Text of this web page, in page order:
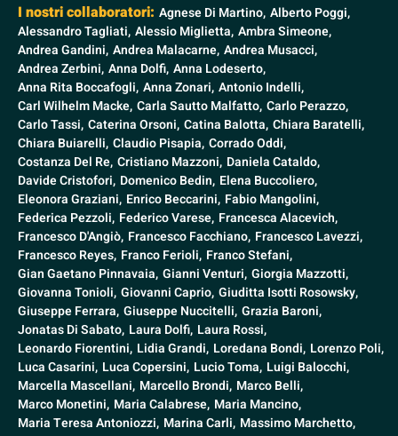
I nostri collaboratori: Agnese Di Martino, Alberto Poggi,
Alessandro Tagliati, Alessio Miglietta, Ambra Simeone,
Andrea Gandini, Andrea Malacarne, Andrea Musacci,
Andrea Zerbini, Anna Dolfi, Anna Lodeserto,
Anna Rita Boccafogli, Anna Zonari, Antonio Indelli,
Carl Wilhelm Macke, Carla Sautto Malfatto, Carlo Perazzo,
Carlo Tassi, Caterina Orsoni, Catina Balotta, Chiara Baratelli,
Chiara Buiarelli, Claudio Pisapia, Corrado Oddi,
Costanza Del Re, Cristiano Mazzoni, Daniela Cataldo,
Davide Cristofori, Domenico Bedin, Elena Buccoliero,
Eleonora Graziani, Enrico Beccarini, Fabio Mangolini,
Federica Pezzoli, Federico Varese, Francesca Alacevich,
Francesco D'Angiò, Francesco Facchiano, Francesco Lavezzi,
Francesco Reyes, Franco Ferioli, Franco Stefani,
Gian Gaetano Pinnavaia, Gianni Venturi, Giorgia Mazzotti,
Giovanna Tonioli, Giovanni Caprio, Giuditta Isotti Rosowsky,
Giuseppe Ferrara, Giuseppe Nuccitelli, Grazia Baroni,
Jonatas Di Sabato, Laura Dolfi, Laura Rossi,
Leonardo Fiorentini, Lidia Grandi, Loredana Bondi, Lorenzo Poli,
Luca Casarini, Luca Copersini, Lucio Toma, Luigi Balocchi,
Marcella Mascellani, Marcello Brondi, Marco Belli,
Marco Monetini, Maria Calabrese, Maria Mancino,
Maria Teresa Antoniozzi, Marina Carli, Massimo Marchetto,